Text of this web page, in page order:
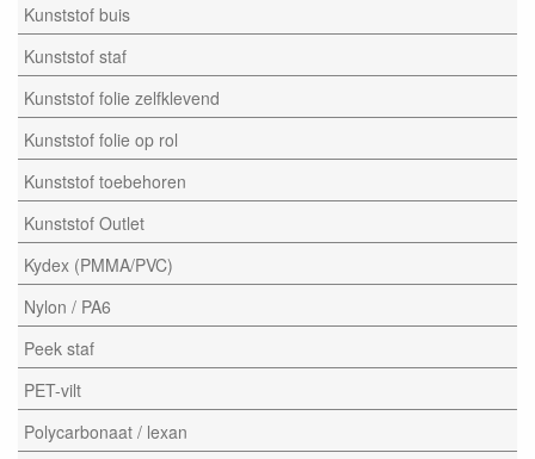
Kunststof buis
Kunststof staf
Kunststof folie zelfklevend
Kunststof folie op rol
Kunststof toebehoren
Kunststof Outlet
Kydex (PMMA/PVC)
Nylon / PA6
Peek staf
PET-vilt
Polycarbonaat / lexan